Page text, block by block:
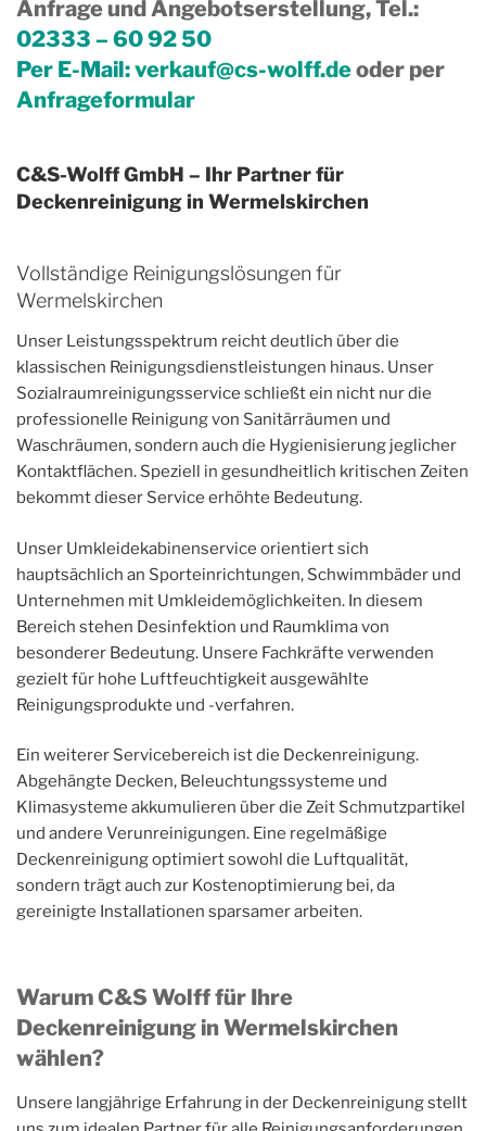
Anfrage und Angebotserstellung, Tel.:
02333 – 60 92 50
Per E-Mail:verkauf@cs-wolff.deoder per
Anfrageformular
C&S-Wolff GmbH – Ihr Partner für
Deckenreinigung in Wermelskirchen
Vollständige Reinigungslösungen für
Wermelskirchen
Unser Leistungsspektrum reicht deutlich über die
klassischen Reinigungsdienstleistungen hinaus. Unser
Sozialraumreinigungsservice schließt ein nicht nur die
professionelle Reinigung von Sanitärräumen und
Waschräumen, sondern auch die Hygienisierung jeglicher
Kontaktflächen. Speziell in gesundheitlich kritischen Zeiten
bekommt dieser Service erhöhte Bedeutung.
Unser Umkleidekabinenservice orientiert sich
hauptsächlich an Sporteinrichtungen, Schwimmbäder und
Unternehmen mit Umkleidemöglichkeiten. In diesem
Bereich stehen Desinfektion und Raumklima von
besonderer Bedeutung. Unsere Fachkräfte verwenden
gezielt für hohe Luftfeuchtigkeit ausgewählte
Reinigungsprodukte und -verfahren.
Ein weiterer Servicebereich ist die Deckenreinigung.
Abgehängte Decken, Beleuchtungssysteme und
Klimasysteme akkumulieren über die Zeit Schmutzpartikel
und andere Verunreinigungen. Eine regelmäßige
Deckenreinigung optimiert sowohl die Luftqualität,
sondern trägt auch zur Kostenoptimierung bei, da
gereinigte Installationen sparsamer arbeiten.
Warum C&S Wolff für Ihre
Deckenreinigung in Wermelskirchen
wählen?
Unsere langjährige Erfahrung in der Deckenreinigung stellt